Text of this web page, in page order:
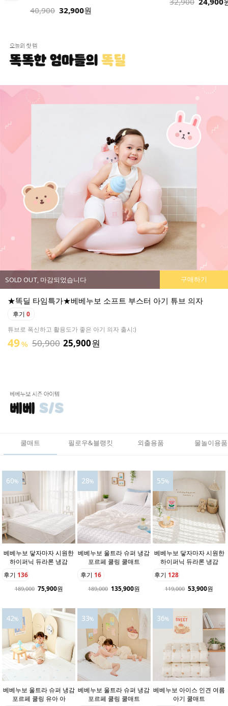
원
SOLD OUT, 마감되었습니다 구매하기
★똑딜 타임특가★베베누보 소프트 부스터 아기 튜브 의자
후기 0
튜브로 폭신하고 활용도가 좋은 아기 의자 출시:)
49% 50,900 25,900원
쿨매트 필로우&블랭킷 외출용품 물놀이용품
60%
베베누보 닿자마자 시원한
하이퍼닉 듀라론 냉감
후기 136
189,000 75,900원
28%
베베누보 울트라 슈퍼 냉감
포르페 쿨링 쿨매트
후기 16
189,000 135,900원
55%
베베누보 닿자마자 시원한
하이퍼닉 듀라론 냉감
후기 128
119,000 53,900원
42%
베베누보 울트라 슈퍼 냉감
포르페 쿨링 유아 아
33%
베베누보 울트라 슈퍼 냉감
포르페 쿨링 쿨매트
36%
베베누보 아이스 인견 여름
아기 쿨매트